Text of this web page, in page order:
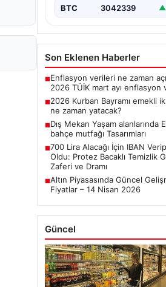
BTC 3042339 ▲
Son Eklenen Haberler
■Enflasyon verileri ne zaman
2026 TÜİK mart ayı enflasyon
■2026 Kurban Bayramı emekli
ne zaman yatacak?
■Dış Mekan Yaşam alanlarında
bahçe mutfağı Tasarımları
■700 Lira Alacağı İçin IBAN
Oldu: Protez Bacaklı Temizlik
Zaferi ve Dramı
■Altın Piyasasında Güncel
Fiyatlar – 14 Nisan 2026
Güncel